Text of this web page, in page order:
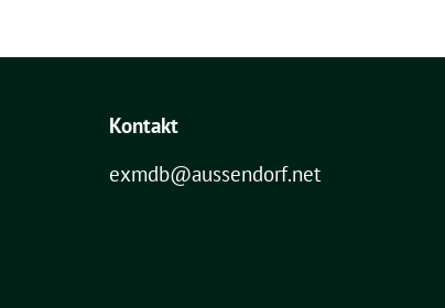
Kontakt
exmdb@aussendorf.net